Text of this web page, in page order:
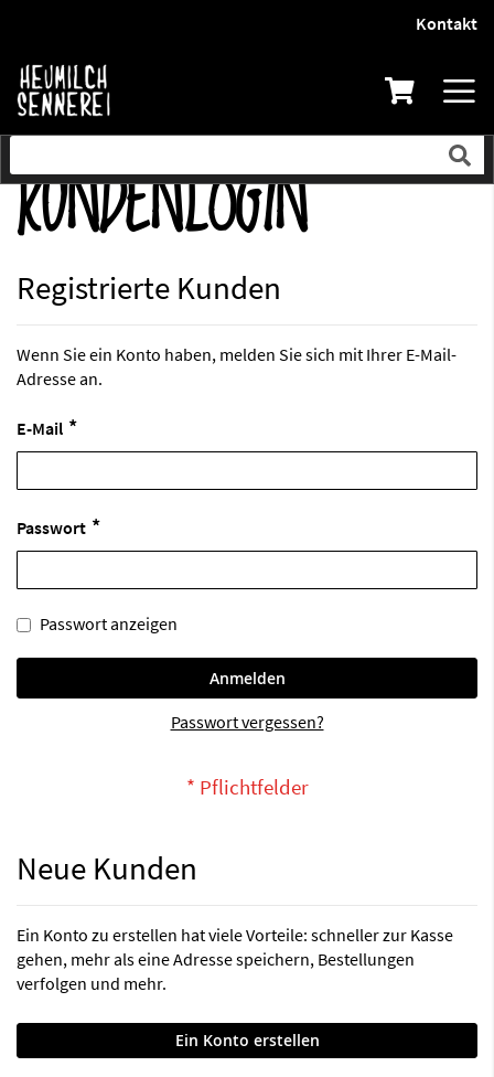
Inhalt
Kontakt
KUNDENLOGIN
Registrierte Kunden
Wenn Sie ein Konto haben, melden Sie sich mit Ihrer E-Mail-
Adresse an.
E-Mail
Passwort
Passwort anzeigen
Anmelden
Passwort vergessen?
Neue Kunden
Ein Konto zu erstellen hat viele Vorteile: schneller zur Kasse
gehen, mehr als eine Adresse speichern, Bestellungen
verfolgen und mehr.
Ein Konto erstellen